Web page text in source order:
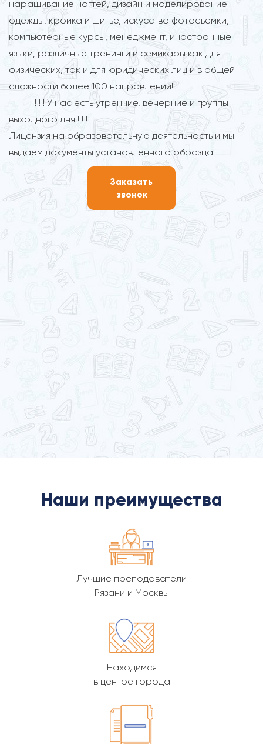
наращивание ногтей, дизайн и моделирование
одежды, кройка и шитье, искусство фотосъемки,
компьютерные курсы, менеджмент, иностранные
языки, различные тренинги и семикары как для
физических, так и для юридических лиц и в общей
сложности более 100 направлений!!!
! ! ! У нас есть утренние, вечерние и группы
выходного дня ! ! !
Лицензия на образовательную деятельность и мы
выдаем документы установленного образца!
Заказать
звонок
Наши преимущества
Лучшие преподаватели
Рязани и Москвы
Находимся
в центре города